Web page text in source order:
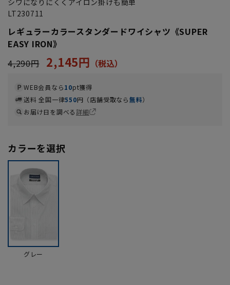
LT230711
レギュラーカラースタンダードワイシャツ《SUPER
EASY IRON》
4,290円 2,145円
WEB会員なら10pt獲得
送料 全国一律550円（店舗受取なら無料）
お届け日を調べる詳細
カラーを選択
グレー